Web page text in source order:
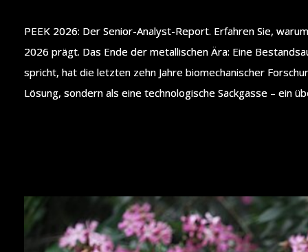
PEEK 2026: Der Senior-Analyst-Report. Erfahren Sie,
2026 prägt. Das Ende der metallischen Ära: Eine
spricht, hat die letzten zehn Jahre biomechanischer
Lösung, sondern als eine technologische Sackgasse – ein